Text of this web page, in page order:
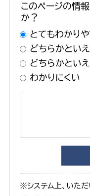
このページの情
か？
とてもわかり
どちらかとい
どちらかとい
わかりにくい
※システム上、いた